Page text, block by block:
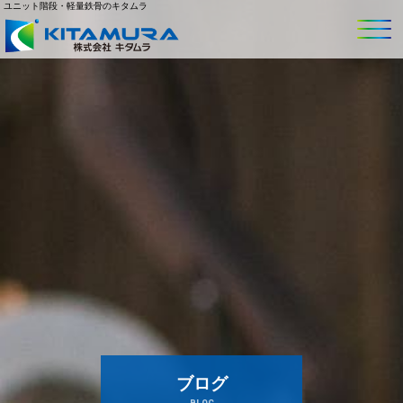
ユニット階段・軽量鉄骨のキタムラ
ブログ